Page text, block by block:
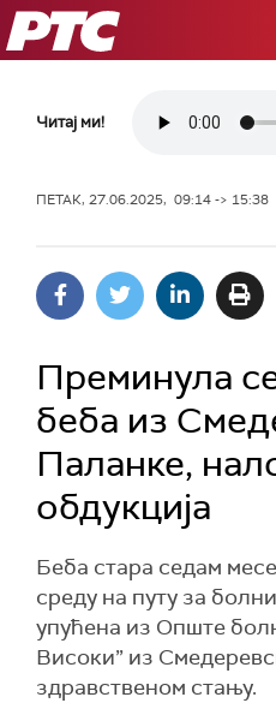
РТС
Читај ми!
ПЕТАК, 27.06.2025, 09:14 -> 15:38
Преминула
беба из
Паланке,
обдукција
Беба стара седам
среду на путу за
упућена из Опште
Високи” из
здравственом стању.